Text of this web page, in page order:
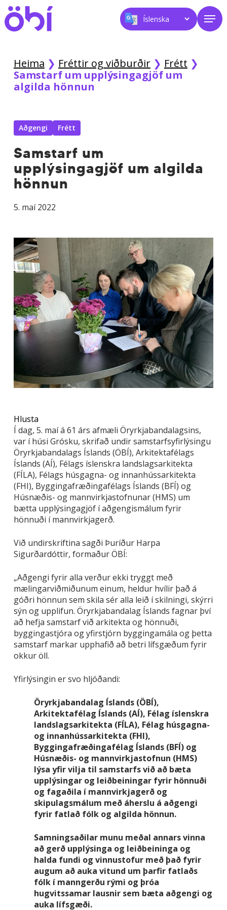
Skip
to
main
Heima ❯ Fréttir og viðburðir❯ Frétt ❯
Samstarf um upplýsingagjöf um
algilda hönnun
Aðgengi Frétt
Samstarf um
upplýsingagjöf um algilda
hönnun
5. maí 2022
Hlusta
Í dag, 5. maí á 61 árs afmæli Öryrkjabandalagsins,
var í húsi Grósku, skrifað undir samstarfsyfirlýsingu
Öryrkjabandalags Íslands (ÖBÍ), Arkitektafélags
Íslands (AÍ), Félags íslenskra landslagsarkitekta
(FÍLA), Félags húsgagna- og innanhússarkitekta
(FHI), Byggingafræðingafélags Íslands (BFÍ) og
Húsnæðis- og mannvirkjastofnunar (HMS) um
bætta upplýsingagjöf í aðgengismálum fyrir
hönnuði í mannvirkjagerð.
Við undirskriftina sagði Þuríður Harpa
Sigurðardóttir, formaður ÖBÍ:
„Aðgengi fyrir alla verður ekki tryggt með
mælingarviðmiðunum einum, heldur hvílir það á
góðri hönnun sem skila sér alla leið í skilningi, skýrri
sýn og upplifun. Öryrkjabandalag Íslands fagnar því
að hefja samstarf við arkitekta og hönnuði,
byggingastjóra og yfirstjórn byggingamála og þetta
samstarf markar upphafið að betri lífsgæðum fyrir
okkur öll.
Yfirlýsingin er svo hljóðandi:
Öryrkjabandalag Íslands (ÖBÍ),
Arkitektafélag Íslands (AÍ), Félag íslenskra
landslagsarkitekta (FÍLA), Félag húsgagna-
og innanhússarkitekta (FHI),
Byggingafræðingafélag Íslands (BFÍ) og
Húsnæðis- og mannvirkjastofnun (HMS)
lýsa yfir vilja til samstarfs við að bæta
upplýsingar og leiðbeiningar fyrir hönnuði
og fagaðila í mannvirkjagerð og
skipulagsmálum með áherslu á aðgengi
fyrir fatlað fólk og algilda hönnun.
Samningsaðilar munu meðal annars vinna
að gerð upplýsinga og leiðbeininga og
halda fundi og vinnustofur með það fyrir
augum að auka vitund um þarfir fatlaðs
fólk í manngerðu rými og þróa
hugvitssamar lausnir sem bæta aðgengi og
auka lífsgæði.